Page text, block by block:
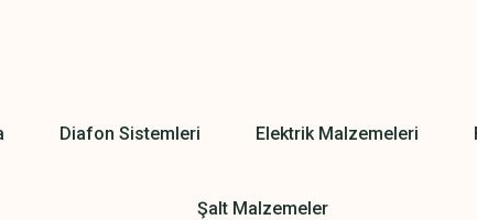
Diafon Sistemleri Elektrik Malzemeleri
Şalt Malzemeler